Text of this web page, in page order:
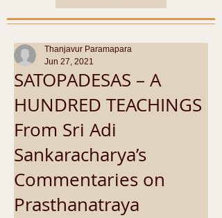
SATOPADESAS – A
HUNDRED TEACHINGS
From Sri Adi
Sankaracharya’s
Commentaries on
Prasthanatraya
Thanjavur Paramapara
Jun 27, 2021